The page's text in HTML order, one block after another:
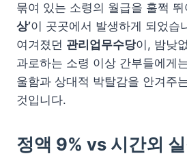
묶여 있는 소령의 월급을 훌쩍 뛰
상’이 곳곳에서 발생하게 되었습
여겨졌던 관리업무수당이, 밤낮
과로하는 소령 이상 간부들에게
울함과 상대적 박탈감을 안겨주
것입니다.
정액 9% vs 시간외